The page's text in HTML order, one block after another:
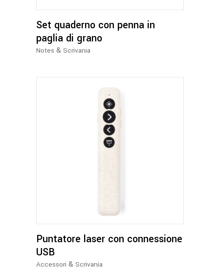
Set quaderno con penna in
paglia di grano
Notes & Scrivania
Puntatore laser con connessione
USB
Accessori & Scrivania